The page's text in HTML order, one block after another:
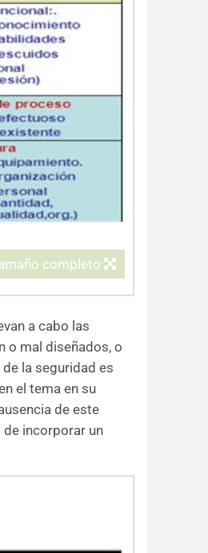
completo
a cabo las
o mal diseñados, o
la seguridad es
el tema en su
de este
incorporar un